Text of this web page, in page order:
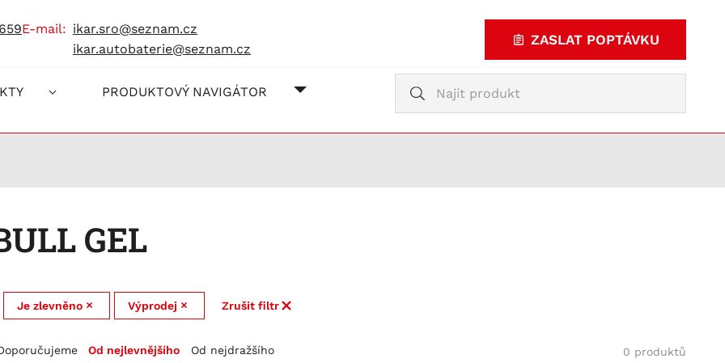
e-mail: ikar.sro@seznam.cz
ikar.autobaterie@seznam.cz
ZASLAT POPTÁVKU
PRODUKTOVÝ NAVIGÁTOR JAK NAKUPOVATVyhledávání
GEL
Je zlevněno Výprodej Zrušit filtr
Od nejlevnějšího Od nejdražšího 0 produktů